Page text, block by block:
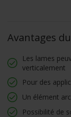
Avantages
Les lames
verticalement
Pour des
Un élément
Possibilité de